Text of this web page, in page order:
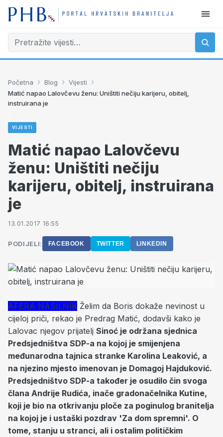
Početna › Blog › Vijesti ›
Matić napao Lalovčevu ženu: Uništiti nečiju karijeru, obitelj,
instruirana je
VIJESTI
Matić napao Lalovčevu
ženu: Uništiti nečiju
karijeru, obitelj, instruirana
je
13.01.2017 16:55
PODIJELI: FACEBOOK TWITTER LINKEDIN
AFERA NASILNIK Želim da Boris dokaže nevinost u
cijeloj priči, rekao je Predrag Matić, dodavši kako je
Lalovac njegov prijatelj Sinoć je održana sjednica
Predsjedništva SDP-a na kojoj je smijenjena
međunarodna tajnica stranke Karolina Leaković, a
na njezino mjesto imenovan je Domagoj Hajduković.
Predsjedništvo SDP-a također je osudilo čin svoga
člana Andrije Rudića, inače gradonačelnika Kutine,
koji je bio na otkrivanju ploče za poginulog branitelja
na kojoj je i ustaški pozdrav 'Za dom spremni'. O
tome, stanju u stranci, ali i ostalim političkim